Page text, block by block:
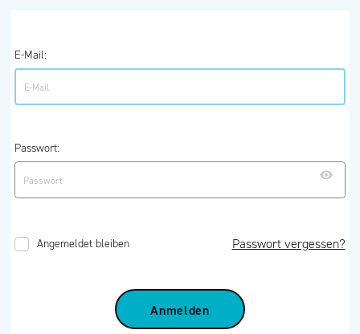
E-Mail:
Passwort:
Angemeldet bleiben Passwort vergessen?
Anmelden